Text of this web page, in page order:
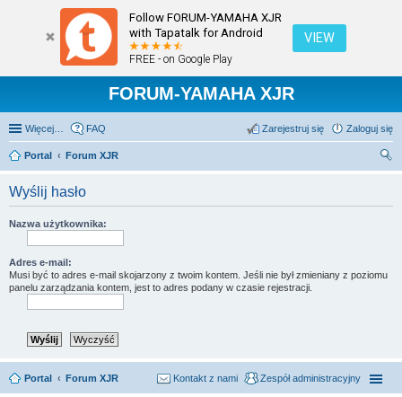
Follow FORUM-YAMAHA XJR
with Tapatalk for Android
FREE - on Google Play
VIEW
FORUM-YAMAHA XJR
Więcej… FAQ Zaloguj się
Zarejestruj się
Portal
Forum XJR
Wyślij hasło
Nazwa użytkownika:
Adres e-mail:
Musi być to adres e-mail skojarzony z twoim kontem. Jeśli nie był zmieniany z poziomu
panelu zarządzania kontem, jest to adres podany w czasie rejestracji.
Portal Forum XJR Zespół administracyjny
Kontakt z nami